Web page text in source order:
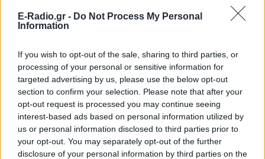
E-Radio.gr - Do Not Process My Personal
Information
If you wish to opt-out of the sale, sharing to third parties, or
processing of your personal or sensitive information for
targeted advertising by us, please use the below opt-out
section to confirm your selection. Please note that after your
opt-out request is processed you may continue seeing
interest-based ads based on personal information utilized by
us or personal information disclosed to third parties prior to
your opt-out. You may separately opt-out of the further
disclosure of your personal information by third parties on the